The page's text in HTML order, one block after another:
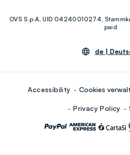
Youtube
OVS S.p.A, UID 04240010274,
paid
de |
Accessibility Cookies
Privacy Policy